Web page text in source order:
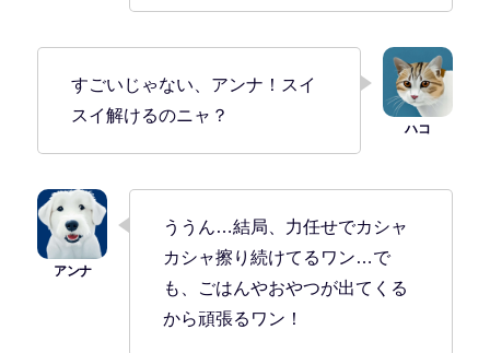
すごいじゃない、アンナ！スイ
スイ解けるのニャ？
ううん…結局、力任せでカシャ
カシャ擦り続けてるワン…で
も、ごはんやおやつが出てくる
から頑張るワン！